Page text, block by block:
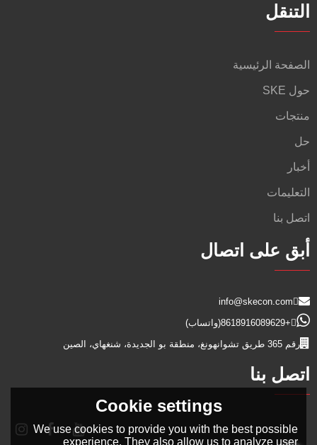
التنقل
الصفحة الرئيسية
حول SKE
منتجات
حل
أخبار
التعليمات
اتصل بنا
أبق على اتصال
info@skecon.com
+8618916089629
(واتساب)
رقم 365 طريق تشوانهونغ، منطقة بو الجديدة، شنغهاي، الصين
اتصل بنا
Cookie settings
We use cookies to provide you with the best possible
experience. They also allow us to analyze user